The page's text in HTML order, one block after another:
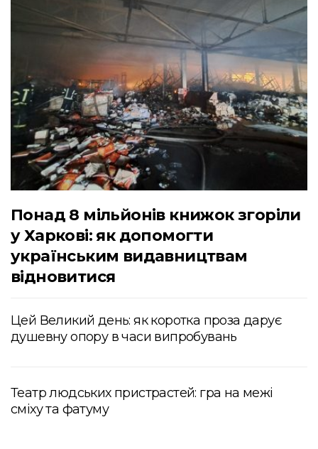
Понад 8 мільйонів книжок згоріли
у Харкові: як допомогти
українським видавництвам
відновитися
Цей Великий день: як коротка проза дарує
душевну опору в часи випробувань
Театр людських пристрастей: гра на межі
сміху та фатуму